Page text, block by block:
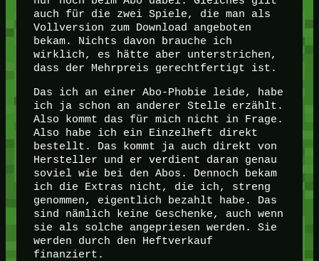
auch für die zwei Spiele, die man als
Vollversion zum Download angeboten
bekam. Nichts davon brauche ich
wirklich, es hätte aber unterstrichen,
dass der Mehrpreis gerechtfertigt ist.
Das ich an einer Abo-Phobie leide, habe
ich ja schon an anderer Stelle erzählt.
Also kommt das für mich nicht in Frage.
Also habe ich ein Einzelheft direkt
bestellt. Das kommt ja auch direkt von
Hersteller und er verdient daran genau
soviel wie bei den Abos. Dennoch bekam
ich die Extras nicht, die ich, streng
genommen, eigentlich bezahlt habe. Das
sind nämlich keine Geschenke, auch wenn
sie als solche angepriesen werden. Sie
werden durch den Heftverkauf
finanziert.